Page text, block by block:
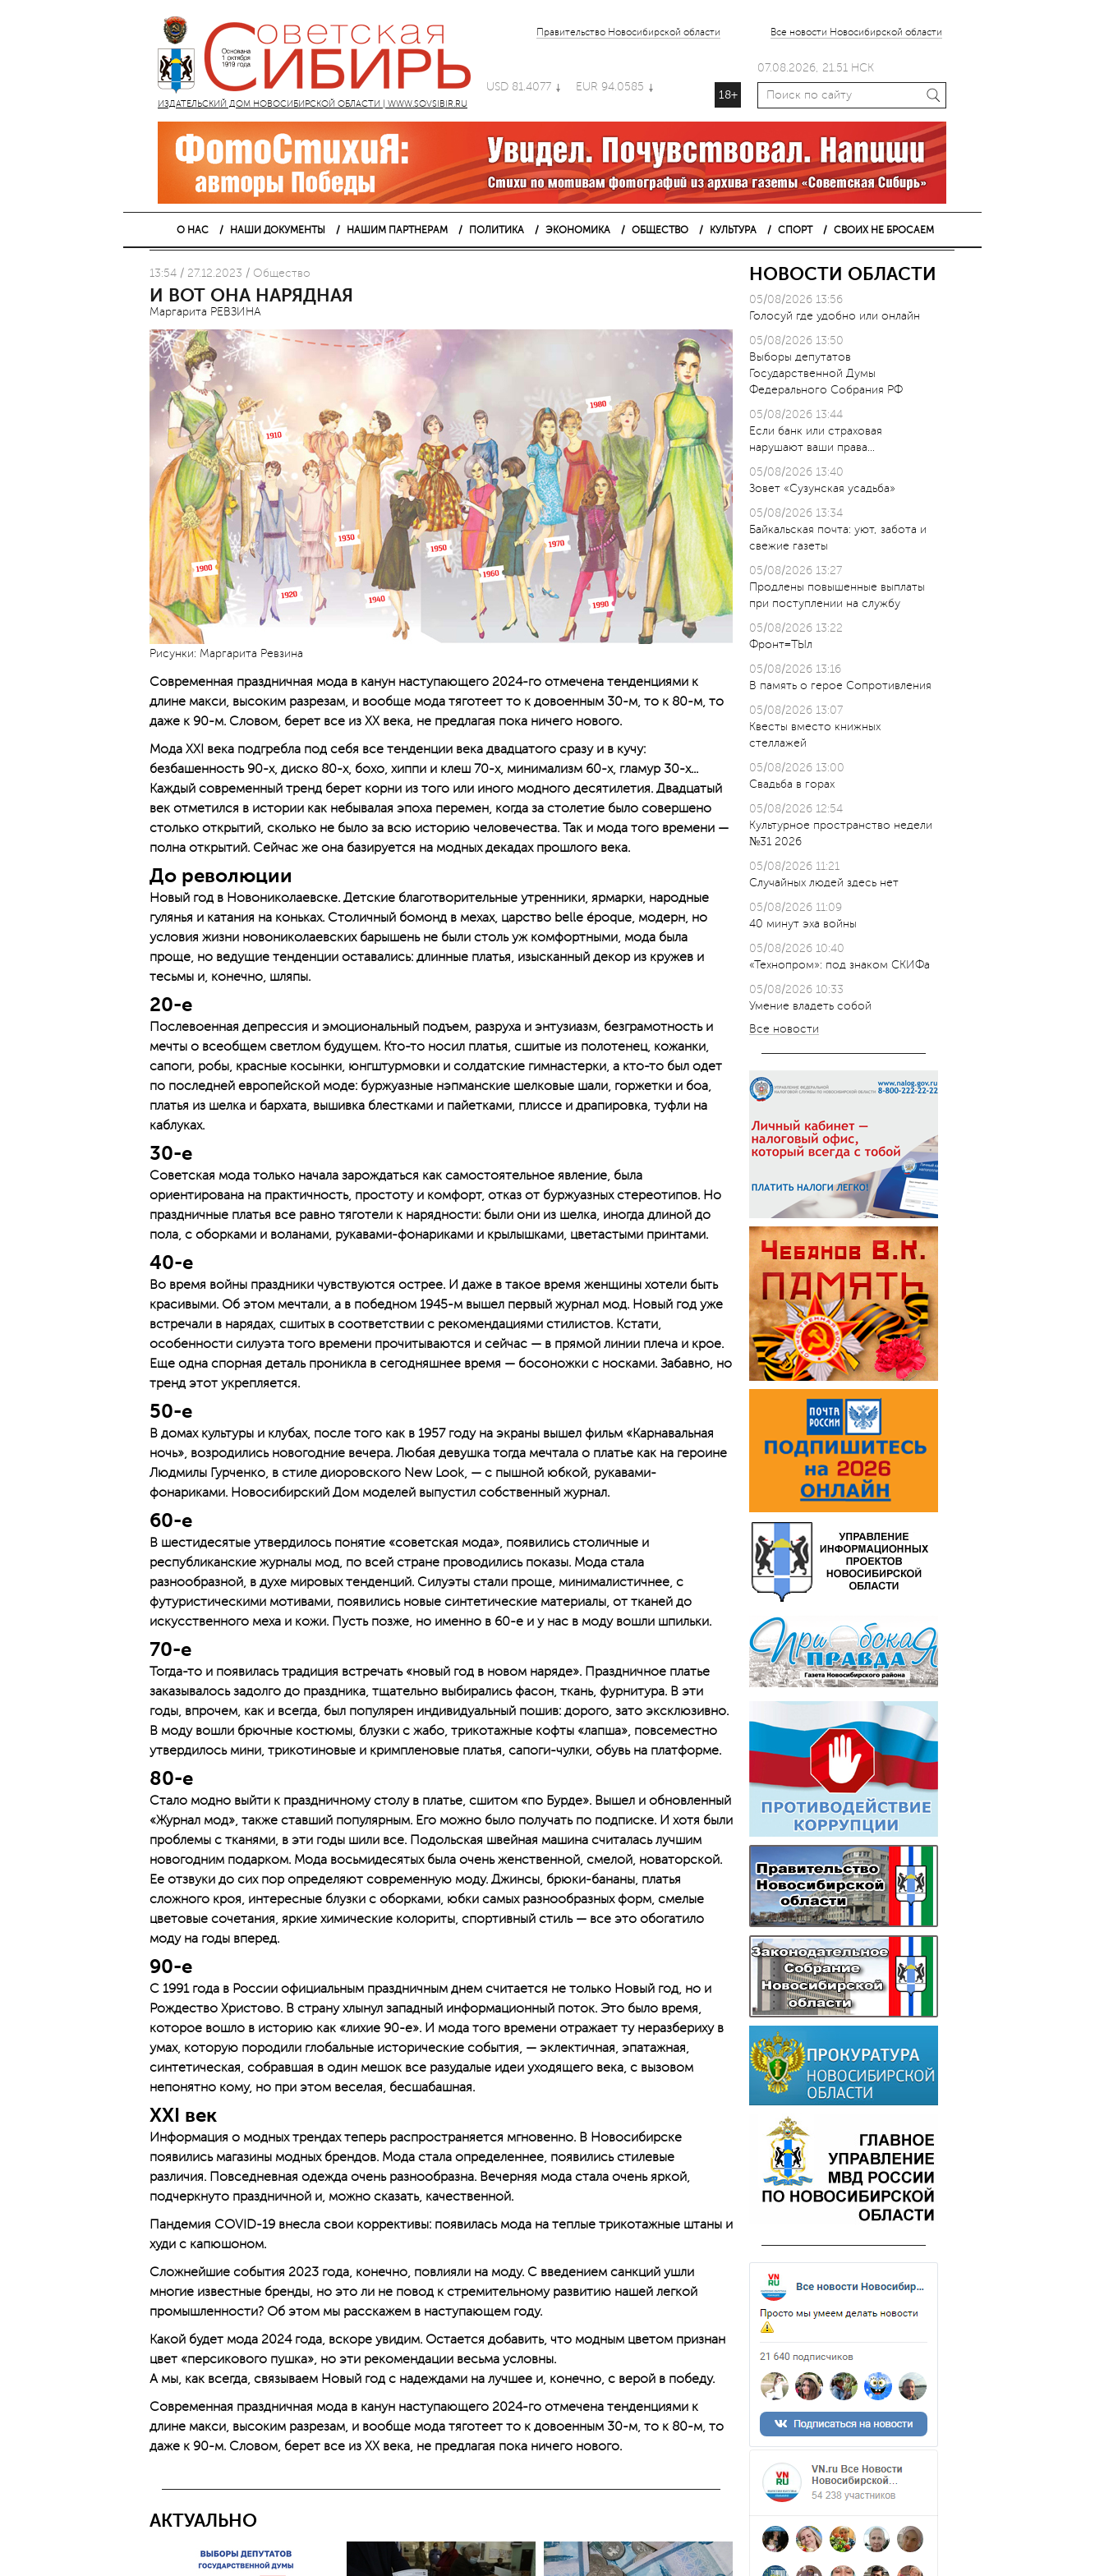
ИЗДАТЕЛЬСКИЙ ДОМ НОВОСИБИРСКОЙ ОБЛАСТИ | WWW.SOVSIBIR.RU
Правительство Новосибирской области Все новости Новосибирской области
USD 81.4077 EUR 94.0585
18+
07.08.2026, 21.51 НСК
О НАС НАШИ ДОКУМЕНТЫ НАШИМ ПАРТНЕРАМ ПОЛИТИКА ЭКОНОМИКА ОБЩЕСТВО КУЛЬТУРА СПОРТ СВОИХ НЕ БРОСАЕМ
13:54 / 27.12.2023 / Общество
И ВОТ ОНА НАРЯДНАЯ
Маргарита РЕВЗИНА
Рисунки: Маргарита Ревзина
Современная праздничная мода в канун наступающего 2024-го отмечена тенденциями к
длине макси, высоким разрезам, и вообще мода тяготеет то к довоенным 30-м, то к ­8­0-м, то
даже к 90-м. Словом, берет все из XX века, не предлагая пока ничего нового.
Мода XXI века подгребла под себя все тенденции века двадцатого сразу и в кучу:
безбашенность 90-х, диско 80-х, бохо, хиппи и клеш 70-х, минимализм 60-х, гламур 30-х...
Каждый современный тренд берет корни из того или иного модного десятилетия. Двадцатый
век отметился в истории как небывалая эпоха перемен, когда за столетие было совершено
столько открытий, сколько не было за всю историю человечества. Так и мода того времени —
полна открытий. Сейчас же она базируется на модных декадах прошлого века.
До революции
Новый год в Новониколаевске. Детские благотворительные утренники, ярмарки, народные
гулянья и катания на коньках. Столичный бомонд в мехах, царство belle époque, модерн, но
условия жизни новониколаевских барышень не были столь уж комфортными, мода была
проще, но ведущие тенденции оставались: длинные платья, изысканный декор из кружев и
тесьмы и, конечно, шляпы.
20-е
Послевоенная депрессия и эмоциональный подъем, разруха и энтузиазм, безграмотность и
мечты о всеобщем светлом будущем. Кто-то носил платья, сшитые из полотенец, кожанки,
сапоги, робы, красные косынки, юнгштурмовки и солдатские гимнастерки, а кто-то был одет
по последней европейской моде: буржуазные нэпманские шелковые шали, горжетки и боа,
платья из шелка и бархата, вышивка блестками и пайетками, плиссе и драпировка, туфли на
каблуках.
30-е
Советская мода только начала зарождаться как самостоятельное явление, была
ориентирована на практичность, простоту и комфорт, отказ от буржуазных стереотипов. Но
праздничные платья все равно тяготели к нарядности: были они из шелка, иногда длиной до
пола, с оборками и воланами, рукавами-фонариками и крылышками, цветастыми принтами.
40-е
Во время войны праздники чувствуются острее. И даже в такое время женщины хотели быть
красивыми. Об этом мечтали, а в победном 1945-м вышел первый журнал мод. Новый год уже
встречали в нарядах, сшитых в соответствии с рекомендациями стилистов. Кстати,
особенности силуэта того времени прочитываются и сейчас — в прямой линии плеча и крое.
Еще одна спорная деталь проникла в сегодняшнее время — босоножки с носками. Забавно, но
тренд этот укрепляется.
50-е
В домах культуры и клубах, после того как в 1957 году на экраны вышел фильм «Карнавальная
ночь», возродились новогодние вечера. Любая девушка тогда мечтала о платье как на героине
Людмилы Гурченко, в стиле диоровского New Look, — с пышной юбкой, рукавами-
фонариками. Новосибирский Дом моделей выпустил собственный журнал.
60-е
В шестидесятые утвердилось понятие «советская мода», появились столичные и
республиканские журналы мод, по всей стране проводились показы. Мода стала
разнообразной, в духе мировых тенденций. Силуэты стали проще, минималистичнее, с
футуристическими мотивами, появились новые синтетические материалы, от тканей до
искусственного меха и кожи. Пусть позже, но именно в 60-е и у нас в моду вошли шпильки.
70-е
Тогда-то и появилась традиция встречать «новый год в новом наряде». Праздничное платье
заказывалось задолго до праздника, тщательно выбирались фасон, ткань, фурнитура. В эти
годы, впрочем, как и всегда, был популярен индивидуальный пошив: дорого, зато эксклюзивно.
В моду вошли брючные костюмы, блузки с жабо, трикотажные кофты «лапша», повсеместно
утвердилось мини, трикотиновые и кримпленовые платья, сапоги-чулки, о­бувь на платформе.
80-е
Стало модно выйти к праздничному столу в платье, сшитом «по Бурде». Вышел и обновленный
«Журнал мод», также ставший популярным. Его можно было получать по подписке. И хотя были
проблемы с тканями, в эти годы шили все. Подольская швейная машина считалась лучшим
новогодним подарком. Мода восьмидесятых была очень женственной, смелой, новаторской.
Ее отзвуки до сих пор определяют современную моду. Джинсы, брюки-бананы, платья
сложного кроя, интересные блузки с оборками, юбки самых разнообразных форм, смелые
цветовые сочетания, яркие химические колориты, спортивный стиль — все это обогатило
моду на годы вперед.
90-е
С 1991 года в России официальным праздничным днем считается не только Новый год, но и
Рождество Христово. В страну хлынул западный информационный поток. Это было время,
которое вошло в историю как «лихие 90-е». И мода того времени отражает ту неразбериху в
умах, которую породили глобальные исторические события, — эклектичная, эпатажная,
синтетическая, собравшая в один мешок все разудалые идеи уходящего века, с вызовом
непонятно кому, но при этом веселая, бесшабашная.
XXI век
Информация о модных трендах теперь распространяется мгновенно. В Новосибирске
появились магазины модных брендов. Мода стала определеннее, появились стилевые
различия. Повседневная одежда очень разнообразна. Вечерняя мода стала очень яркой,
подчеркнуто праздничной и, можно сказать, качественной.
Пандемия COVID-19 внесла свои коррективы: появилась мода на теплые трикотажные штаны и
худи с капюшоном.
Сложнейшие события 2023 года, конечно, повлияли на моду. С введением санкций ушли
многие известные бренды, но это ли не повод к стремительному развитию нашей легкой
промышленности? Об этом мы расскажем в наступающем году.
Какой будет мода 2024 года, вскоре увидим. Остается добавить, что модным цветом признан
цвет «персикового пушка», но эти рекомендации весьма условны.
А мы, как всегда, связываем Новый год с надеждами на лучшее и, конечно, с верой в победу.
Современная праздничная мода в канун наступающего 2024-го отмечена тенденциями к
длине макси, высоким разрезам, и вообще мода тяготеет то к довоенным 30-м, то к ­8­0-м, то
даже к 90-м. Словом, берет все из XX века, не предлагая пока ничего нового.
АКТУАЛЬНО
НОВОСТИ ОБЛАСТИ
05/08/2026 13:56
Голосуй где удобно или онлайн
05/08/2026 13:50
Выборы депутатов
Государственной Думы
Федерального Собрания РФ
05/08/2026 13:44
Если банк или страховая
нарушают ваши права…
05/08/2026 13:40
Зовет «Сузунская усадьба»
05/08/2026 13:34
Байкальская почта: уют, забота и
свежие газеты
05/08/2026 13:27
Продлены повышенные выплаты
при поступлении на службу
05/08/2026 13:22
Фронт=ТЫл
05/08/2026 13:16
В память о герое Сопротивления
05/08/2026 13:07
Квесты вместо книжных
стеллажей
05/08/2026 13:00
Свадьба в горах
05/08/2026 12:54
Культурное пространство недели
№31 2026
05/08/2026 11:21
Случайных людей здесь нет
05/08/2026 11:09
40 минут эха войны
05/08/2026 10:40
«Технопром»: под знаком СКИФа
05/08/2026 10:33
Умение владеть собой
Все новости